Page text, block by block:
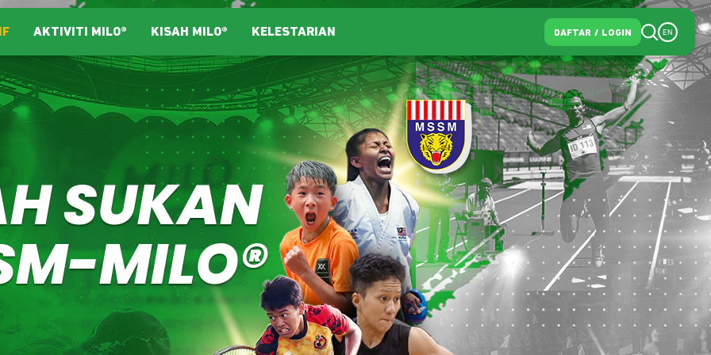
DAFTAR / LOGIN EN
AKTIVITI MILO® KISAH MILO® KELESTARIAN
SUKAN
MILO®